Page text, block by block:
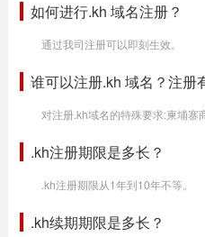
如何进行.kh 域名注册？
通过我司注册可以即刻生效。
谁可以注册.kh 域名？注册
对注册.kh域名的特殊要求:柬埔寨
.kh注册期限是多长？
.kh注册期限从1年到10年不等。
.kh续期期限是多长？